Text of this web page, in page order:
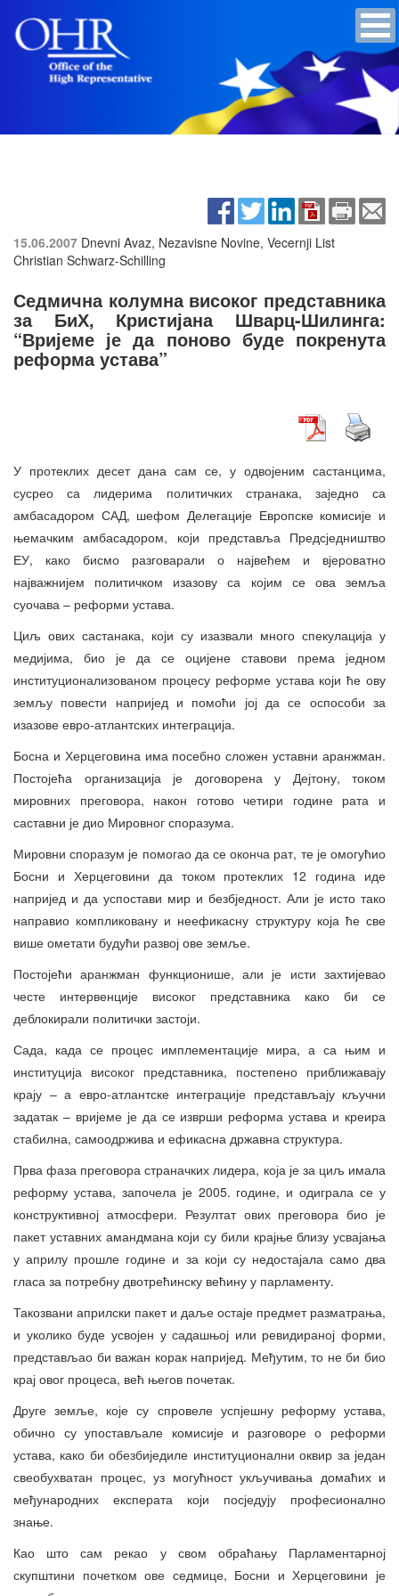
15.06.2007 Dnevni Avaz, Nezavisne Novine, Vecernji List
Christian Schwarz-Schilling
Седмична колумна високог представника
за БиХ, Кристијана Шварц-Шилинга:
“Вријеме је да поново буде покренута
реформа устава”
У протеклих десет дана сам се, у одвојеним састанцима,
сусрео са лидерима политичких странака, заједно са
амбасадором САД, шефом Делегације Европске комисије и
њемачким амбасадором, који представља Предсједништво
ЕУ, како бисмо разговарали о највећем и вјероватно
најважнијем политичком изазову са којим се ова земља
суочава – реформи устава.
Циљ ових састанака, који су изазвали много спекулација у
медијима, био је да се оцијене ставови према једном
институционализованом процесу реформе устава који ће ову
земљу повести напријед и помоћи јој да се оспособи за
изазове евро-атлантских интеграција.
Босна и Херцеговина има посебно сложен уставни аранжман.
Постојећа организација је договорена у Дејтону, током
мировних преговора, након готово четири године рата и
саставни је дио Мировног споразума.
Мировни споразум је помогао да се оконча рат, те је омогућио
Босни и Херцеговини да током протеклих 12 година иде
напријед и да успостави мир и безбједност. Али је исто тако
направио компликовану и неефикасну структуру која ће све
више ометати будући развој ове земље.
Постојећи аранжман функционише, али је исти захтијевао
честе интервенције високог представника како би се
деблокирали политички застоји.
Сада, када се процес имплементације мира, а са њим и
институција високог представника, постепено приближавају
крају – а евро-атлантске интеграције представљају кључни
задатак – вријеме је да се изврши реформа устава и креира
стабилна, самоодржива и ефикасна државна структура.
Прва фаза преговора страначких лидера, која је за циљ имала
реформу устава, започела је 2005. године, и одиграла се у
конструктивној атмосфери. Резултат ових преговора био је
пакет уставних амандмана који су били крајње близу усвајања
у априлу прошле године и за који су недостајала само два
гласа за потребну двотрећинску већину у парламенту.
Такозвани априлски пакет и даље остаје предмет разматрања,
и уколико буде усвојен у садашњој или ревидираној форми,
представљао би важан корак напријед. Међутим, то не би био
крај овог процеса, већ његов почетак.
Друге земље, које су спровеле успјешну реформу устава,
обично су упостављале комисије и разговоре о реформи
устава, како би обезбиједиле институционални оквир за један
свеобухватан процес, уз могућност укључивања домаћих и
међународних експерата који посједују професионално
знање.
Као што сам рекао у свом обраћању Парламентарној
скупштини почетком ове седмице, Босни и Херцеговини је